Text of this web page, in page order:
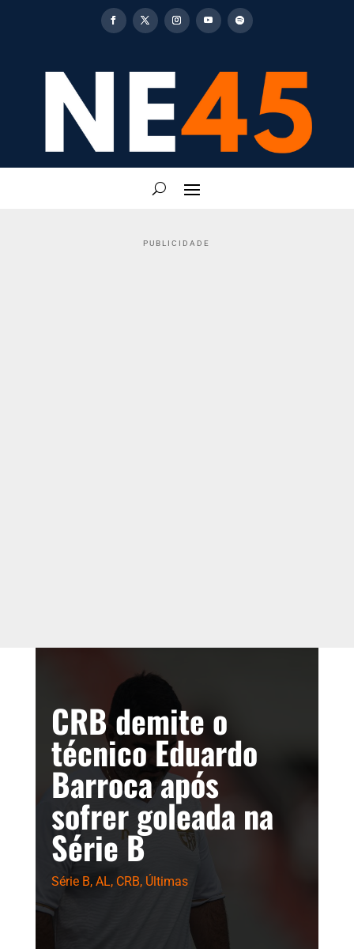
PUBLICIDADE
CRB demite o
técnico Eduardo
Barroca após
sofrer goleada na
Série B
Série B, AL, CRB, Últimas